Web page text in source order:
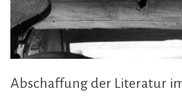
Abschaffung der Literatur